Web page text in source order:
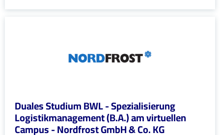
Duales Studium BWL - Spezialisierung
Logistikmanagement (B.A.) am virtuellen
Campus - Nordfrost GmbH & Co. KG